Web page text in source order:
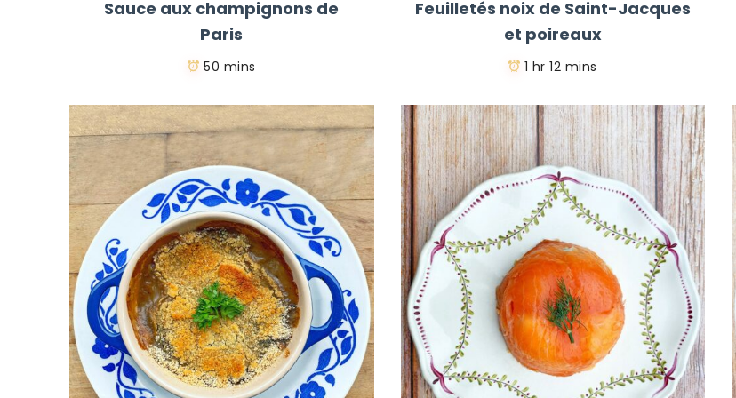
Sauce aux champignons de
Paris
50 mins
Feuilletés noix de Saint-Jacques
et poireaux
1 hr 12 mins